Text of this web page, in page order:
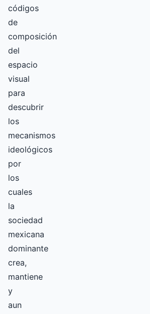
códigos
de
composición
del
espacio
visual
para
descubrir
los
mecanismos
ideológicos
por
los
cuales
la
sociedad
mexicana
dominante
crea,
mantiene
y
aun